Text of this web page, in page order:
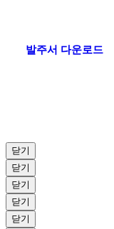
발주서 다운로드
닫기
닫기
닫기
닫기
닫기